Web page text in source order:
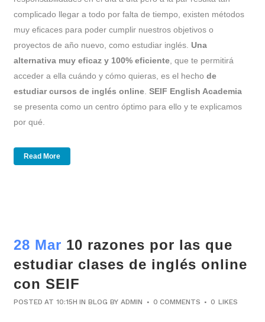
complicado llegar a todo por falta de tiempo, existen métodos
muy eficaces para poder cumplir nuestros objetivos o
proyectos de año nuevo, como estudiar inglés. Una
alternativa muy eficaz y 100% eficiente , que te permitirá
acceder a ella cuándo y cómo quieras, es el hecho de
estudiar cursos de inglés online SEIF English Academia
se presenta como un centro óptimo para ello y te explicamos
por qué.
Read More
28 Mar 10 razones por las que
estudiar clases de inglés online
con SEIF
POSTED AT 10:15H INBLOG BYADMIN 0 COMMENTS 0 LIKES